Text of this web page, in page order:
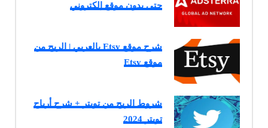
حتى بدون موقع إلكتروني
شرح موقع Etsy بالعربي | الربح من
موقع Etsy
شروط الربح من تويتر + شرح أرباح
تويتر 2024